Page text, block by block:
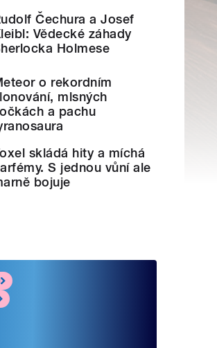
Čechura a Josef
Vědecké záhady
Holmese
o rekordním
mlsných
a pachu
skládá hity a míchá
S jednou vůní ale
bojuje